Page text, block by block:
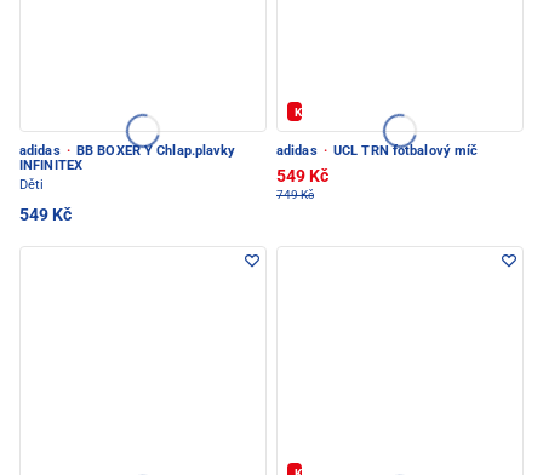
adidas · BB BOXER Y Chlap.plavky
INFINITEX
Děti
549 Kč
Kód: FOTBAL20
adidas · UCL TRN fotbalový míč
549 Kč
749 Kč